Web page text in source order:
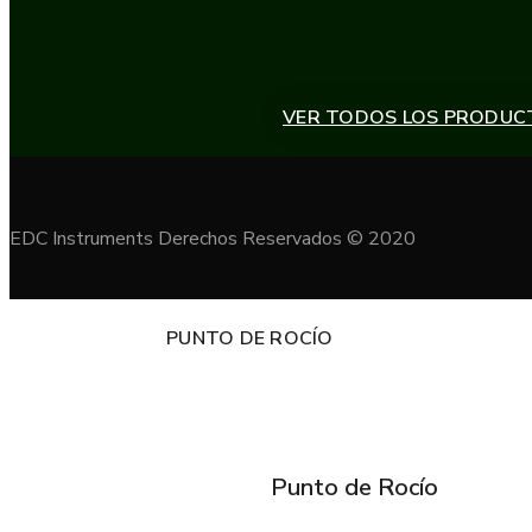
VER TODOS LOS
PUNTO DE ROCÍO
Punto de Rocío
EDC Instruments Derechos Reservados © 2020